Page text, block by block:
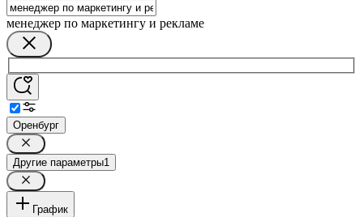
менеджер по маркетингу и рекламе
Оренбург
Другие параметры1
График